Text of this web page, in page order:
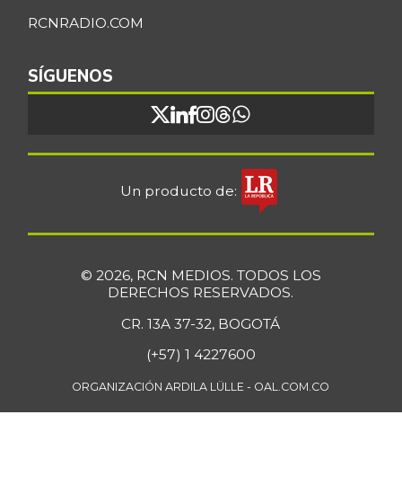
RCNRADIO.COM
SÍGUENOS
Un producto de:
© 2026, RCN MEDIOS. TODOS LOS
DERECHOS RESERVADOS.
CR. 13A 37-32, BOGOTÁ
(+57) 1 4227600
ORGANIZACIÓN ARDILA LÜLLE - OAL.COM.CO